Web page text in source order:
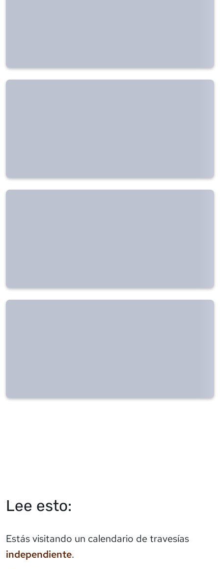
Lee esto:
Estás visitando un calendario de travesías
independiente.